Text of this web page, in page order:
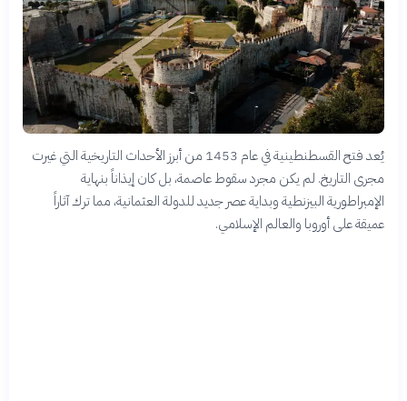
يُعد فتح القسطنطينية في عام 1453 من أبرز الأحداث التاريخية التي غيرت
مجرى التاريخ. لم يكن مجرد سقوط عاصمة، بل كان إيذاناً بنهاية
الإمبراطورية البيزنطية وبداية عصر جديد للدولة العثمانية، مما ترك آثاراً
عميقة على أوروبا والعالم الإسلامي.